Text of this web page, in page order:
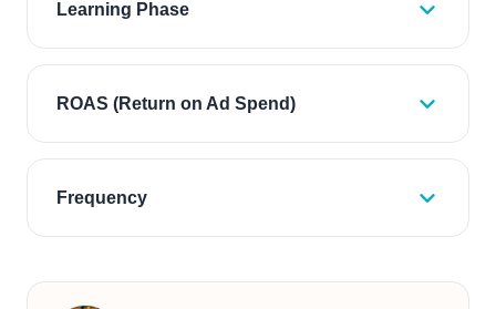
Learning Phase
ROAS (Return on Ad Spend)
Frequency